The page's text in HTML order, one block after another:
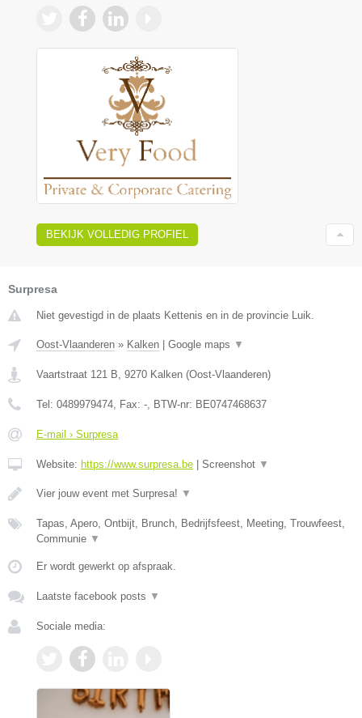
BEKIJK VOLLEDIG PROFIEL
Surpresa
Niet gevestigd in de plaats Kettenis en in de provincie Luik.
Oost-Vlaanderen » Kalken | Google maps ▼
Vaartstraat 121 B 9270 Kalken (Oost-Vlaanderen)
Tel: 0489979474 , Fax: - , BTW-nr: BE0747468637
E-mail › Surpresa
Website: https://www.surpresa.be | Screenshot ▼
Vier jouw event met Surpresa! ▼
Tapas, Apero, Ontbijt, Brunch, Bedrijfsfeest, Meeting, Trouwfeest,
Communie ▼
Er wordt gewerkt op afspraak.
Laatste facebook posts ▼
Sociale media: